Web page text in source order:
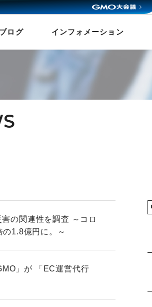
ブログ インフォメーション
の関連性を調査 ～コロ
1.8億円に。～
」が 「EC運営代行